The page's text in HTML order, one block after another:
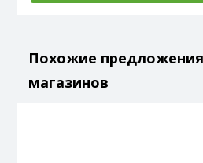
Похожие
магазинов